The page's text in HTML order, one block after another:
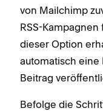
von Mailchimp
RSS-
dieser Option
automatisch eine
Beitrag
Befolge die